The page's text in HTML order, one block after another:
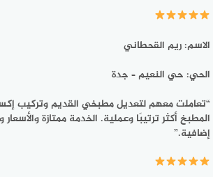
الاسم: ريم القحطاني
الحي: حي النعيم – جدة
“تعاملت معهم لتعديل مطبخي القديم وتركيب
المطبخ أكثر ترتيبًا وعملية. الخدمة ممتازة
إضافية.”